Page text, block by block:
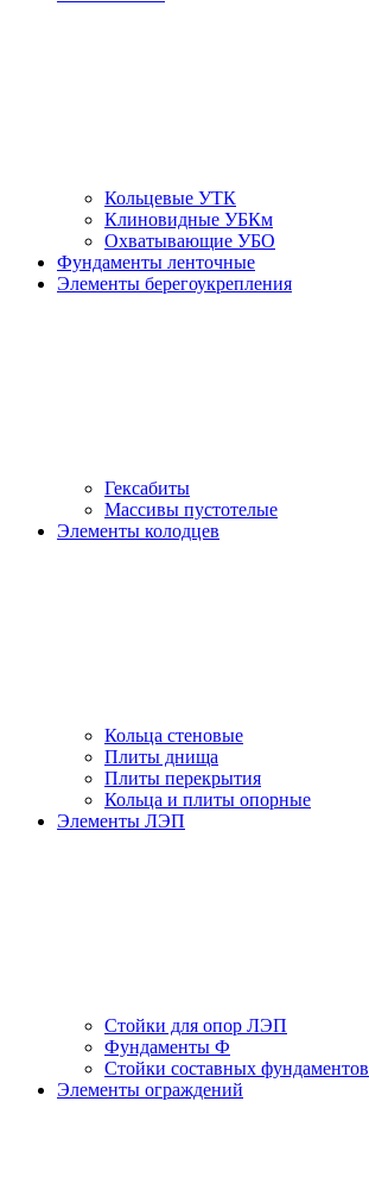
Кольцевые УТК
Клиновидные УБКм
Охватывающие УБО
Фундаменты ленточные
Элементы берегоукрепления
Гексабиты
Массивы пустотелые
Элементы колодцев
Кольца стеновые
Плиты днища
Плиты перекрытия
Кольца и плиты опорные
Элементы ЛЭП
Стойки для опор ЛЭП
Фундаменты Ф
Стойки составных фундаментов
Элементы ограждений